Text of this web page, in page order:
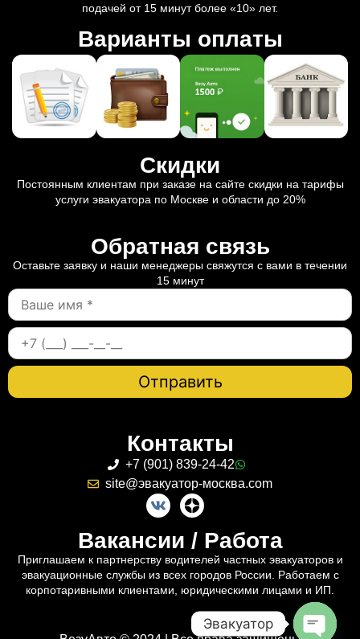
подачей от 15 минут более «10» лет.
Варианты оплаты
Скидки
Постоянным клиентам при заказе на сайте скидки на тарифы
услуги эвакуатора по Москве и области до 20%
Обратная связь
Оставьте заявку и наши менеджеры свяжутся с вами в течении
15 минут
Контакты
+7 (901) 839-24-42
site@эвакуатор-москва.com
Вакансии / Работа
Приглашаем к партнерству водителей частных эвакуаторов и
эвакуационные службы из всех городов России. Работаем с
корпотаривными клиентами, юридическими лицами и ИП.
Эвакуатор